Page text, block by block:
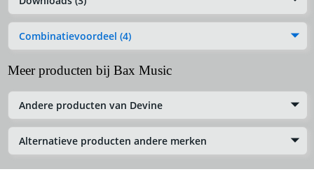
Combinatievoordeel (4)
Meer producten bij Bax Music
Andere producten van Devine
Alternatieve producten andere merken